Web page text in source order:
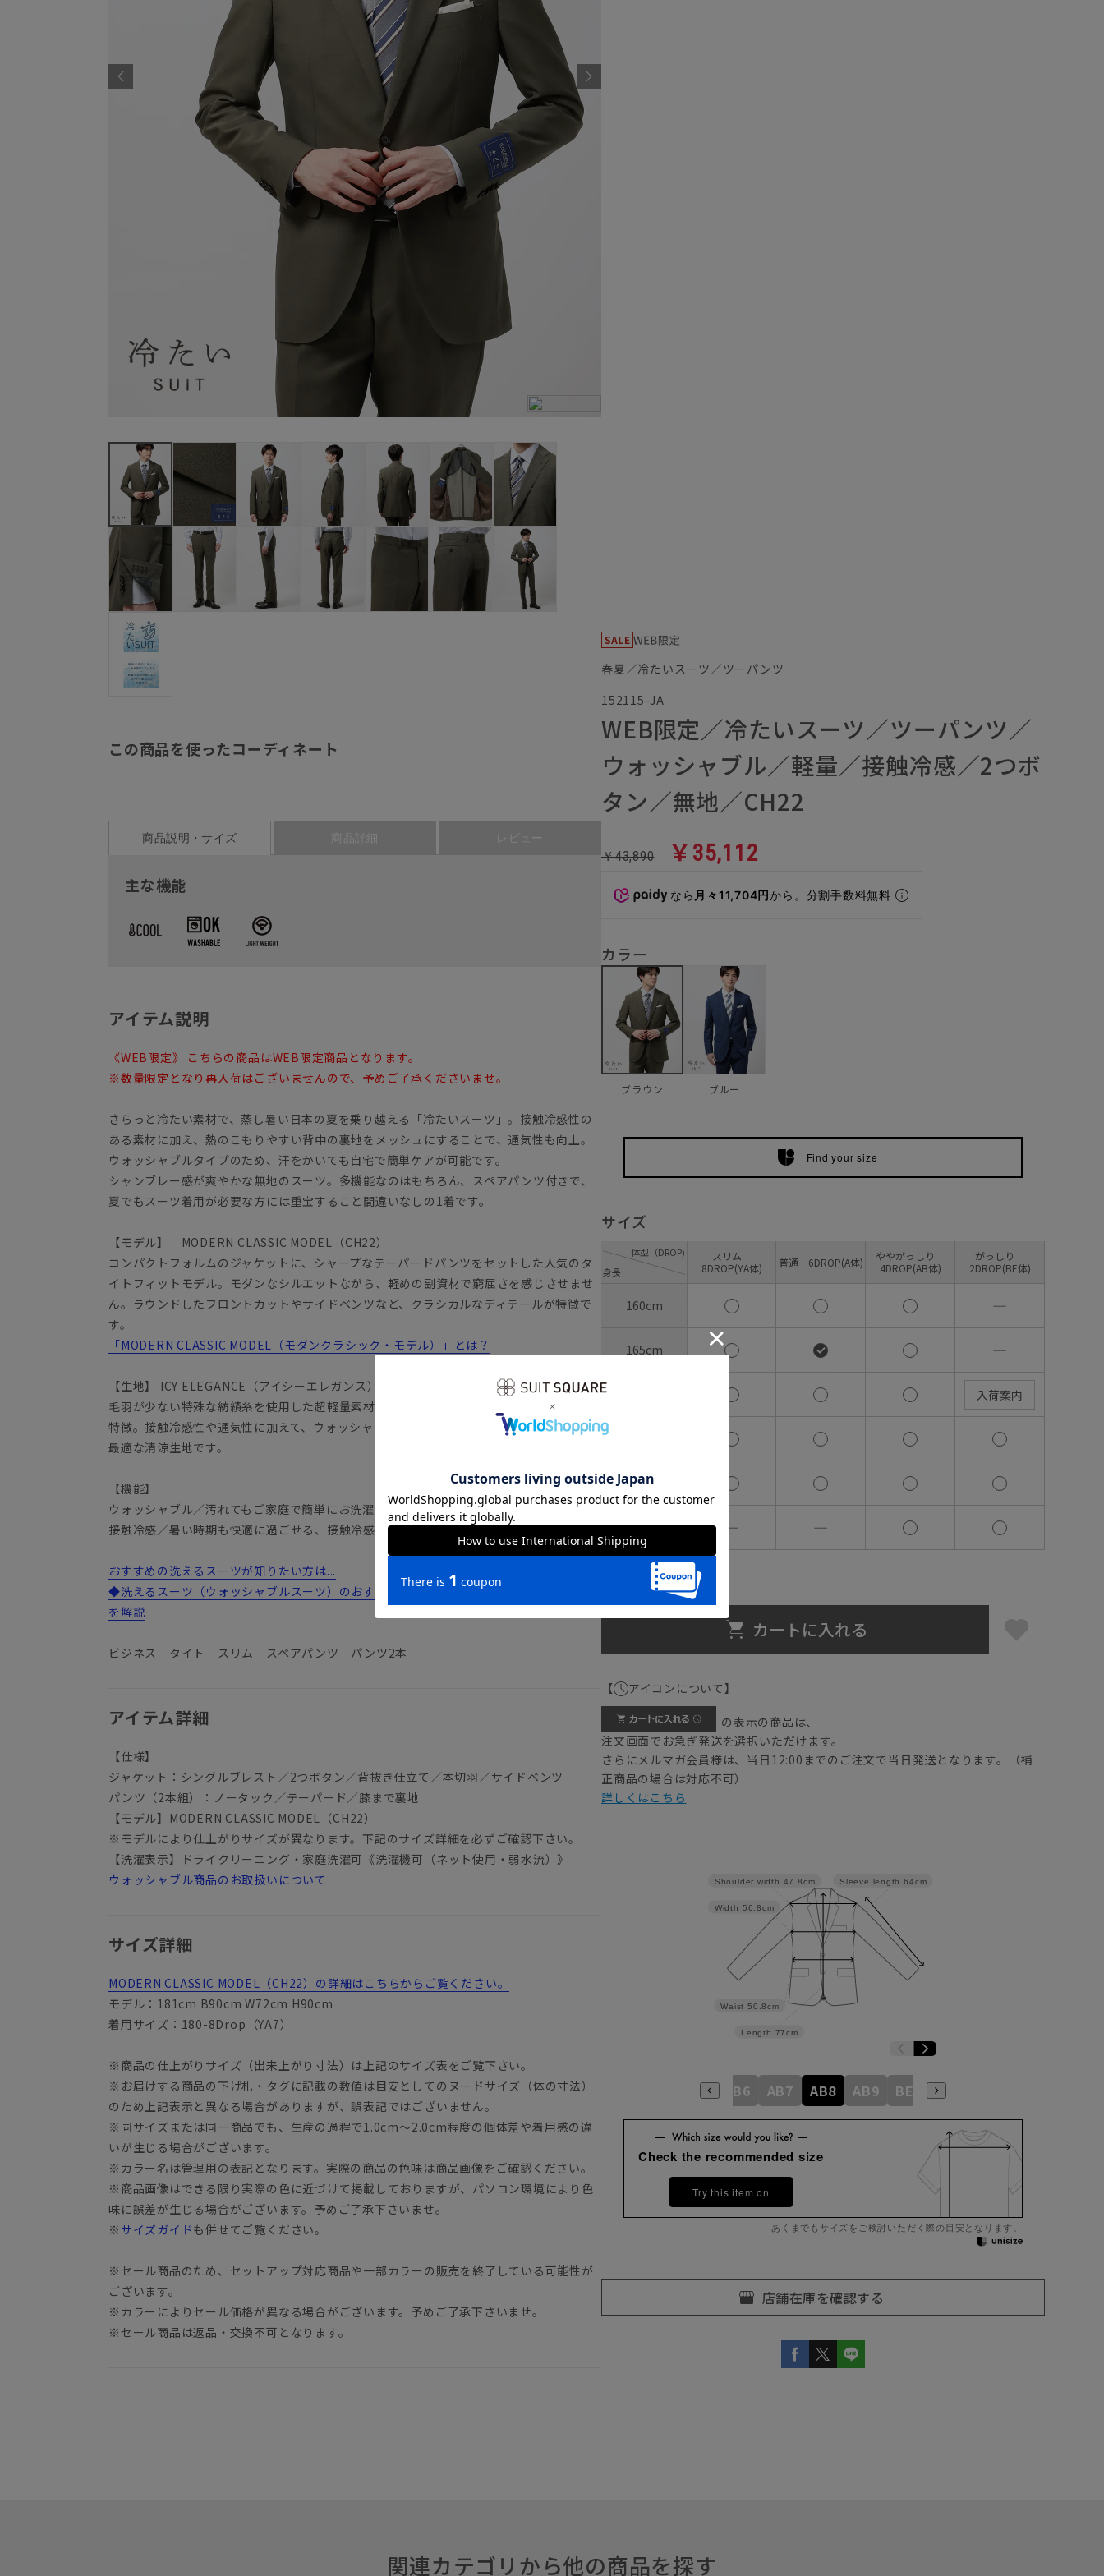
この商品を使ったコーディネート
商品説明・サイズ 商品詳細 レビュー
主な機能
アイテム説明
《WEB限定》 こちらの商品はWEB限定商品となります。
※数量限定となり再入荷はございませんので、予めご了承くださいませ。
さらっと冷たい素材で、蒸し暑い日本の夏を乗り越える「冷たいスーツ」。接触冷感性の
ある素材に加え、熱のこもりやすい背中の裏地をメッシュにすることで、通気性も向上。
ウォッシャブルタイプのため、汗をかいても自宅で簡単ケアが可能です。
シャンブレー感が爽やかな無地のスーツ。多機能なのはもちろん、スペアパンツ付きで、
夏でもスーツ着用が必要な方には重宝すること間違いなしの1着です。
【モデル】 MODERN CLASSIC MODEL（CH22）
コンパクトフォルムのジャケットに、シャープなテーパードパンツをセットした人気のタ
イトフィットモデル。モダンなシルエットながら、軽めの副資材で窮屈さを感じさせませ
ん。ラウンドしたフロントカットやサイドベンツなど、クラシカルなディテールが特徴で
す。
「MODERN CLASSIC MODEL（モダンクラシック・モデル）」とは？
【生地】 ICY ELEGANCE（アイシーエレガンス）
毛羽が少ない特殊な紡績糸を使用した超軽量素材で、しなやかでとサラッとした風合いが
特徴。接触冷感性や通気性に加えて、ウォッシャブル性も備えた、夏のビジネスシーンに
最適な清涼生地です。
【機能】
ウォッシャブル／汚れてもご家庭で簡単にお洗濯が可能です。
接触冷感／暑い時期も快適に過ごせる、接触冷感性のある素材を使用しています。
おすすめの洗えるスーツが知りたい方は...
◆洗えるスーツ（ウォッシャブルスーツ）のおすすめ12選！コスパのいい選び方や洗い方
を解説
ビジネス タイト スリム スペアパンツ パンツ2本
アイテム詳細
【仕様】
ジャケット：シングルブレスト／2つボタン／背抜き仕立て／本切羽／サイドベンツ
パンツ（2本組）：ノータック／テーパード／膝まで裏地
【モデル】MODERN CLASSIC MODEL（CH22）
※モデルにより仕上がりサイズが異なります。下記のサイズ詳細を必ずご確認下さい。
【洗濯表示】ドライクリーニング・家庭洗濯可《洗濯機可（ネット使用・弱水流）》
ウォッシャブル商品のお取扱いについて
サイズ詳細
MODERN CLASSIC MODEL（CH22）の詳細はこちらからご覧ください。
モデル：181cm B90cm W72cm H90cm
着用サイズ：180-8Drop（YA7）
※商品の仕上がりサイズ（出来上がり寸法）は上記のサイズ表をご覧下さい。
※お届けする商品の下げ札・タグに記載の数値は目安としてのヌードサイズ（体の寸法）
のため上記表示と異なる場合がありますが、誤表記ではございません。
※同サイズまたは同一商品でも、生産の過程で1.0cm～2.0cm程度の個体差や着用感の違
いが生じる場合がございます。
※カラー名は管理用の表記となります。実際の商品の色味は商品画像をご確認ください。
※商品画像はできる限り実際の色に近づけて掲載しておりますが、パソコン環境により色
味に誤差が生じる場合がございます。予めご了承下さいませ。
※ サイズガイドも併せてご覧ください。
※セール商品のため、セットアップ対応商品や一部カラーの販売を終了している可能性が
ございます。
※カラーによりセール価格が異なる場合がございます。予めご了承下さいませ。
※セール商品は返品・交換不可となります。
春夏／冷たいスーツ／ツーパンツ
152115-JA
WEB限定／冷たいスーツ／ツーパンツ／
ウォッシャブル／軽量／接触冷感／2つボ
タン／無地／CH22
￥43,890 ￥35,112
なら 月々11,704円から。分割手数料無料
カラー
ブラウン ブルー
Find your size
サイズ
身長
体型（DROP)
スリム
8DROP(YA体)
普通 6DROP(A体)
ややがっしり
4DROP(AB体)
がっしり
2DROP(BE体)
160cm ―
165cm ―
入荷案内
180cm
185cm ― ―
ウエストの目安：78
カートに入れる
【 アイコンについて】
の表示の商品は、
注文画面でお急ぎ発送を選択いただけます。
さらにメルマガ会員様は、当日12:00までのご注文で当日発送となります。（補
正商品の場合は対応不可）
詳しくはこちら
Sleeve length 64cm
Length 77cm
Waist 50.8cm
Width 56.8cm
Shoulder width 47.8cm
YA3 A3 A4 A5 A6 A7 A8 A9 AB5 AB6 AB7 AB8 AB9 BE3 BE4
Check the recommended size
Try this item on
あくまでもサイズをご検討いただく際の目安となります。
関連カテゴリから他の商品を探す